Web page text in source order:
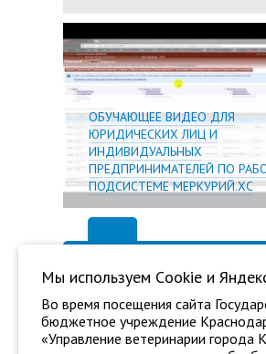
ОБУЧАЮЩЕЕ ВИДЕО ДЛЯ
ЮРИДИЧЕСКИХ ЛИЦ И
ИНДИВИДУАЛЬНЫХ
ПРЕДПРИНИМАТЕЛЕЙ ПО
ПОДСИСТЕМЕ МЕРКУРИЙ.ХС
Мы используем Сookie и
Во время посещения сайта
бюджетное учреждение
«Управление ветеринарии города